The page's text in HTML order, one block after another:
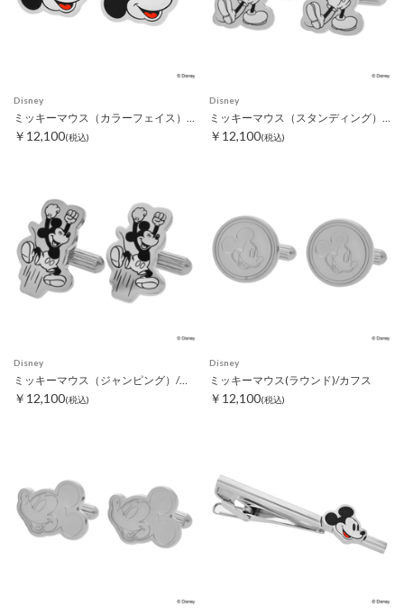
Disney
￥12,100(税込)
Disney
￥12,100(税込)
Disney
ミッキーマウス（ジャンピング）/カフス
￥12,100(税込)
Disney
ミッキーマウス(ラウンド)/カフス
￥12,100(税込)